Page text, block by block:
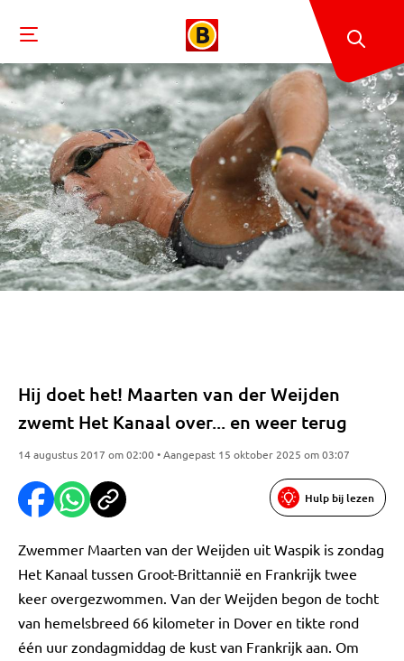
Hij doet het! Maarten van der Weijden
zwemt Het Kanaal over... en weer terug
14 augustus 2017 om 02:00 • Aangepast 15 oktober 2025 om 03:07
Hulp bij lezen
Zwemmer Maarten van der Weijden uit Waspik is zondag
Het Kanaal tussen Groot-Brittannië en Frankrijk twee
keer overgezwommen. Van der Weijden begon de tocht
van hemelsbreed 66 kilometer in Dover en tikte rond
één uur zondagmiddag de kust van Frankrijk aan. Om